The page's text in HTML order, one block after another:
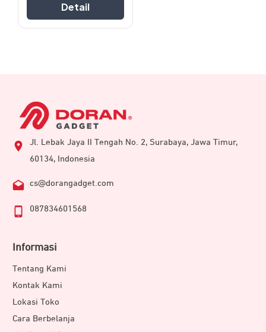
Detail
Jl. Lebak Jaya II Tengah No. 2, Surabaya, Jawa Timur,
60134, Indonesia
cs@dorangadget.com
087834601568
Informasi
Tentang Kami
Kontak Kami
Lokasi Toko
Cara Berbelanja